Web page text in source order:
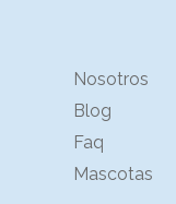
Nosotros
Blog
Faq
Mascotas